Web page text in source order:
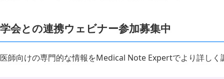
学会との連携ウェビナー参加募集中
医師向けの専門的な情報をMedical Note Expertでより詳しく